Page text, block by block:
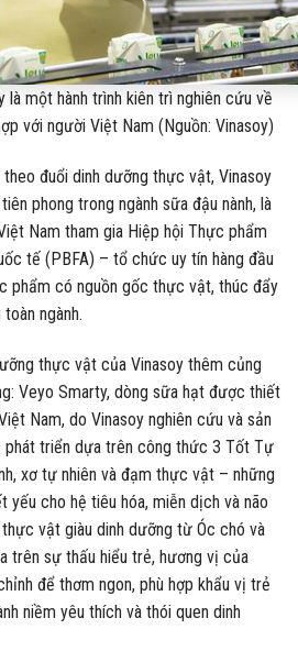
là một hành trình kiên trì nghiên cứu về
với người Việt Nam (Nguồn: Vinasoy)
đuổi dinh dưỡng thực vật, Vinasoy
phong trong ngành sữa đậu nành, là
Nam tham gia Hiệp hội Thực phẩm
tế (PBFA) – tổ chức uy tín hàng đầu
phẩm có nguồn gốc thực vật, thúc đẩy
ngành.
thực vật của Vinasoy thêm củng
Veyo Smarty, dòng sữa hạt được thiết
Nam, do Vinasoy nghiên cứu và sản
phát triển dựa trên công thức 3 Tốt Tự
xơ tự nhiên và đạm thực vật – những
cho hệ tiêu hóa, miễn dịch và não
vật giàu dinh dưỡng từ Óc chó và
trên sự thấu hiểu trẻ, hương vị của
để thơm ngon, phù hợp khẩu vị trẻ
niềm yêu thích và thói quen dinh